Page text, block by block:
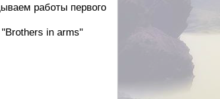
работы первого
in arms"